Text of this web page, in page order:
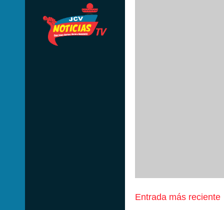
Entrada más reciente